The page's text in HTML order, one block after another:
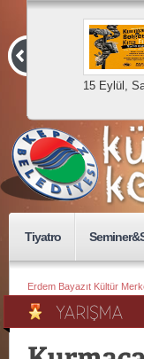
15 Eylül, Sal
Tiyatro
Erdem Bayazıt Kültür